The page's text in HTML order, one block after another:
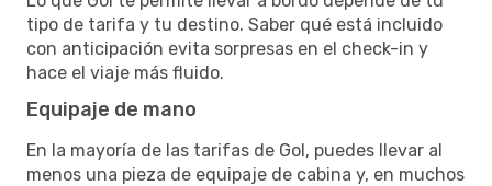
tipo de tarifa y tu destino. Saber qué está incluido
con anticipación evita sorpresas en el check-in y
hace el viaje más fluido.
Equipaje de mano
En la mayoría de las tarifas de Gol, puedes llevar al
menos una pieza de equipaje de cabina y, en muchos